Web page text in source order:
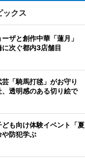
ックス
ーザと創作中華「蓮月」
次ぐ都内3店舗目
「騎馬打毬」がお守り
透明感のある切り絵で
ども向け体験イベント「夏
防犯学ぶ